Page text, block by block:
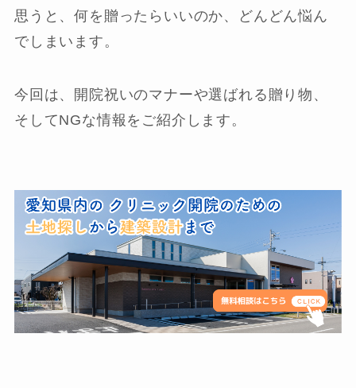
思うと、何を贈ったらいいのか、どんどん悩ん
でしまいます。
今回は、開院祝いのマナーや選ばれる贈り物、
そしてNGな情報をご紹介します。